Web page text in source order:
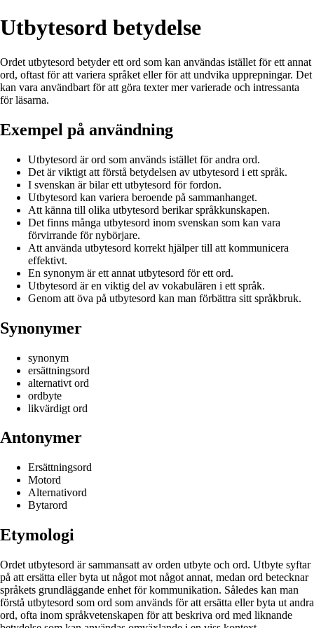
Utbytesord betydelse
Ordet utbytesord betyder ett ord som kan användas istället för ett annat
ord, oftast för att variera språket eller för att undvika upprepningar. Det
kan vara användbart för att göra texter mer varierade och intressanta
för läsarna.
Exempel på användning
Utbytesord är ord som används istället för andra ord.
Det är viktigt att förstå betydelsen av utbytesord i ett språk.
I svenskan är bilar ett utbytesord för fordon.
Utbytesord kan variera beroende på sammanhanget.
Att känna till olika utbytesord berikar språkkunskapen.
Det finns många utbytesord inom svenskan som kan vara
förvirrande för nybörjare.
Att använda utbytesord korrekt hjälper till att kommunicera
effektivt.
En synonym är ett annat utbytesord för ett ord.
Utbytesord är en viktig del av vokabulären i ett språk.
Genom att öva på utbytesord kan man förbättra sitt språkbruk.
Synonymer
synonym
ersättningsord
alternativt ord
ordbyte
likvärdigt ord
Antonymer
Ersättningsord
Motord
Alternativord
Bytarord
Etymologi
Ordet utbytesord är sammansatt av orden utbyte och ord. Utbyte syftar
på att ersätta eller byta ut något mot något annat, medan ord betecknar
språkets grundläggande enhet för kommunikation. Således kan man
förstå utbytesord som ord som används för att ersätta eller byta ut andra
ord, ofta inom språkvetenskapen för att beskriva ord med liknande